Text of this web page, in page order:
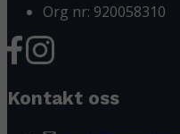
Org nr: 920058310
Kontakt oss